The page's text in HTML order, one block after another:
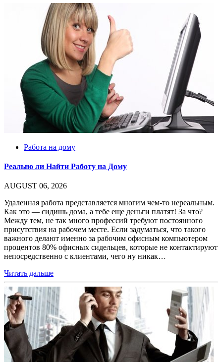
Работа на дому
Реально ли Найти Работу на Дому
AUGUST 06, 2026
Удаленная работа представляется многим чем-то нереальным.
Как это — сидишь дома, а тебе еще деньги платят! За что?
Между тем, не так много профессий требуют постоянного
присутствия на рабочем месте. Если задуматься, что такого
важного делают именно за рабочим офисным компьютером
процентов 80% офисных сидельцев, которые не контактируют
непосредственно с клиентами, чего ну никак…
Читать дальше